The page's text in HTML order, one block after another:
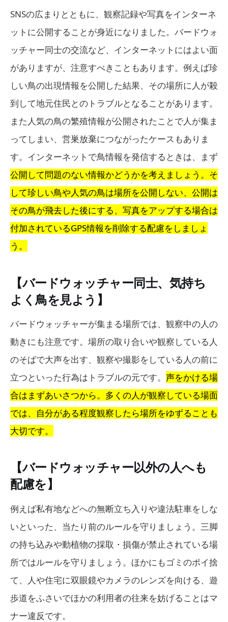
SNSの広まりとともに、観察記録や写真をインターネ
ットに公開することが身近になりました。バードウォ
ッチャー同士の交流など、インターネットにはよい面
がありますが、注意すべきこともあります。例えば珍
しい鳥の出現情報を公開した結果、その場所に人が殺
到して地元住民とのトラブルとなることがあります。
また人気の鳥の繁殖情報が公開されたことで人が集ま
ってしまい、営巣放棄につながったケースもありま
す。インターネットで鳥情報を発信するときは、まず
公開して問題のない情報かどうかを考えましょう。そ
して珍しい鳥や人気の鳥は場所を公開しない、公開は
その鳥が飛去した後にする、写真をアップする場合は
付加されているGPS情報を削除する配慮をしましょ
う。
【バードウォッチャー同士、気持ち
よく鳥を見よう】
バードウォッチャーが集まる場所では、観察中の人の
動きにも注意です。場所の取り合いや観察している人
のそばで大声を出す、観察や撮影をしている人の前に
立つといった行為はトラブルの元です。 声をかける場
合はまずあいさつから。多くの人が観察している場面
では、自分がある程度観察したら場所をゆずることも
大切です。
【バードウォッチャー以外の人へも
配慮を】
例えば私有地などへの無断立ち入りや違法駐車をしな
いといった、当たり前のルールを守りましょう。三脚
の持ち込みや動植物の採取・損傷が禁止されている場
所ではルールを守りましょう。ほかにもゴミのポイ捨
て、人や住宅に双眼鏡やカメラのレンズを向ける、遊
歩道をふさいでほかの利用者の往来を妨げることはマ
ナー違反です。